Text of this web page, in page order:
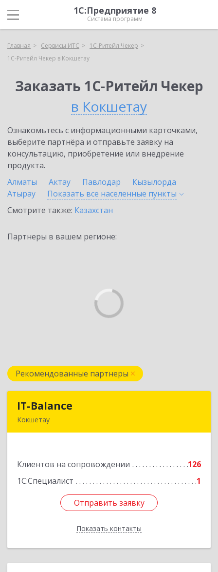
1С:Предприятие 8
Система программ
Главная Сервисы ИТС
1C-Ритейл Чекер
1C-Ритейл Чекер в Кокшетау
Заказать 1C-Ритейл Чекер
в Кокшетау
Ознакомьтесь с информационными карточками,
выберите партнёра и отправьте заявку на
консультацию, приобретение или внедрение
продукта.
Алматы
Актау Павлодар
Кызылорда
Атырау
Показать все населенные пункты
Смотрите также: Казахстан
Партнеры в вашем регионе:
Рекомендованные партнеры
IT-Balance
Кокшетау
Клиентов на сопровождении
126
1С:Специалист
1
Отправить заявку
Показать контакты
Отправить заявку
Назад